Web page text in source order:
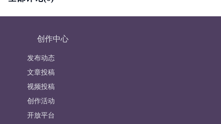
创作中心
发布动态
文章投稿
视频投稿
创作活动
开放平台